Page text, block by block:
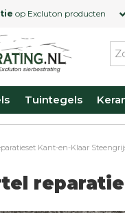
op Excluton producten
Tuintegels
Kant-en-Klaar